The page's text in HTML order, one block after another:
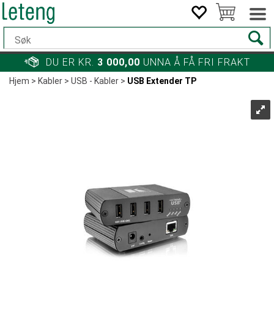
DU ER KR. 3 000,00 UNNA Å FÅ FRI FRAKT
Hjem>Kabler>USB - Kabler>USB Extender TP